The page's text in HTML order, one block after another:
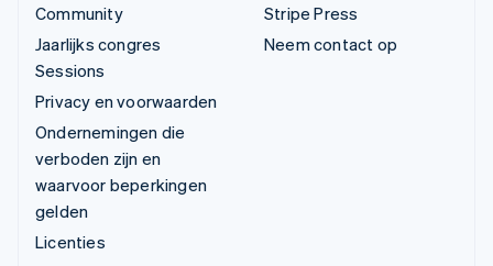
Community
Jaarlijks congres
Sessions
Privacy en voorwaarden
Ondernemingen die
verboden zijn en
waarvoor beperkingen
gelden
Licenties
Stripe Press
Neem contact op